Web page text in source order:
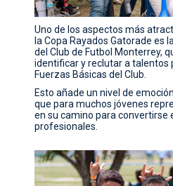
Uno de los aspectos más
la Copa Rayados Gatorade es
del Club de Futbol Monterrey,
identificar y reclutar a talentos
Fuerzas Básicas del Club.
Esto añade un nivel de
que para muchos jóvenes
en su camino para convertirse
profesionales.